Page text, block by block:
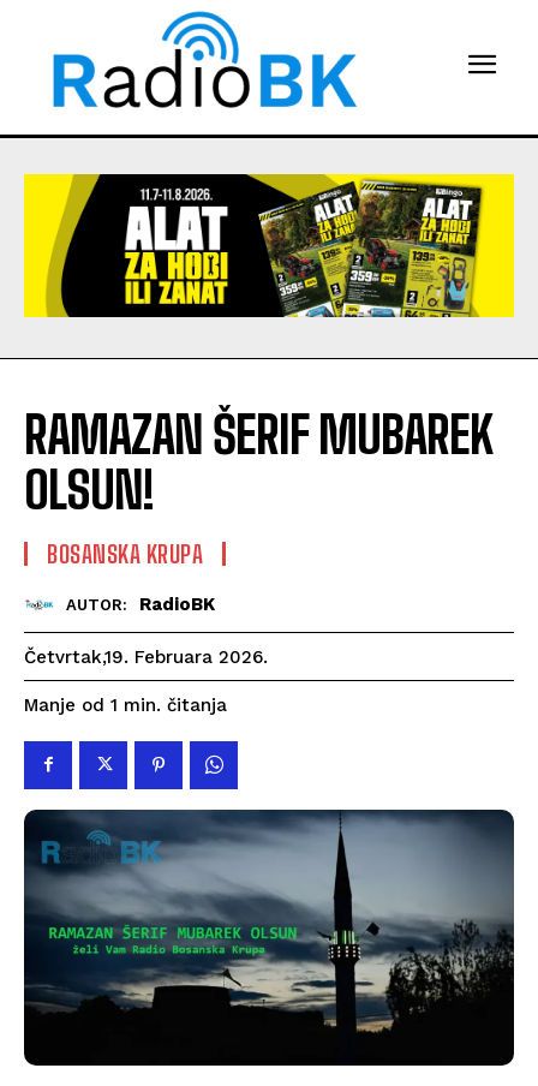
RAMAZAN ŠERIF MUBAREK
OLSUN!
BOSANSKA KRUPA
AUTOR: RadioBK
Četvrtak,19. Februara 2026.
Manje od 1 min. čitanja